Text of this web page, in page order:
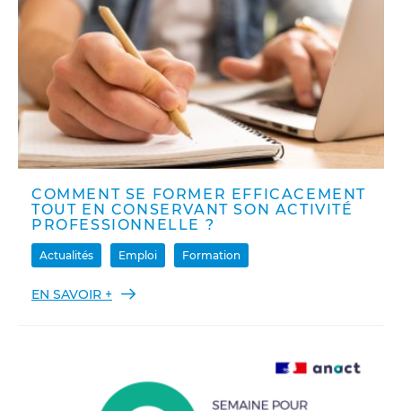
COMMENT SE FORMER EFFICACEMENT
TOUT EN CONSERVANT SON ACTIVITÉ
PROFESSIONNELLE ?
Actualités Emploi Formation
EN SAVOIR +